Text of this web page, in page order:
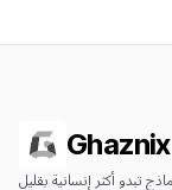
Ghaznix